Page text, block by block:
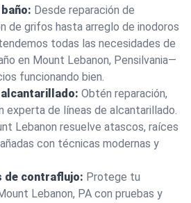
Desde reparación de
de grifos hasta arreglo de inodoros
todas las necesidades de
en Mount Lebanon, Pensilvania—
funcionando bien.
Obtén reparación,
experta de líneas de alcantarillado.
Lebanon resuelve atascos, raíces
con técnicas modernas y
de contraflujo: Protege tu
Lebanon, PA con pruebas y